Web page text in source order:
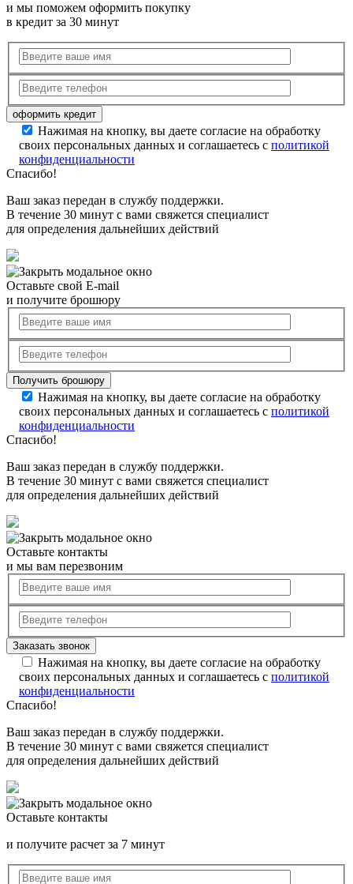
и мы поможем оформить покупку
в кредит за 30 минут
Нажимая на кнопку, вы даете согласие на обработку
своих персональных данных и соглашаетесь с политикой
конфиденциальности
Спасибо!
Ваш заказ передан в службу поддержки.
В течение 30 минут с вами свяжется специалист
для определения дальнейших действий
Оставьте свой E-mail
и получите брошюру
Нажимая на кнопку, вы даете согласие на обработку
своих персональных данных и соглашаетесь с политикой
конфиденциальности
Спасибо!
Ваш заказ передан в службу поддержки.
В течение 30 минут с вами свяжется специалист
для определения дальнейших действий
Оставьте контакты
и мы вам перезвоним
Нажимая на кнопку, вы даете согласие на обработку
своих персональных данных и соглашаетесь с политикой
конфиденциальности
Спасибо!
Ваш заказ передан в службу поддержки.
В течение 30 минут с вами свяжется специалист
для определения дальнейших действий
Оставьте контакты
и получите расчет за 7 минут